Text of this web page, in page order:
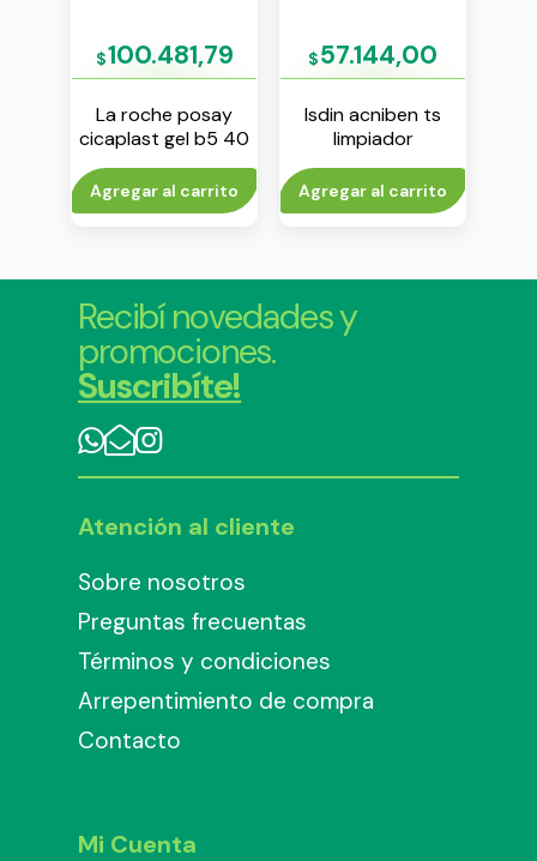
$100.481,79
La roche posay
cicaplast gel b5 40
ml
Agregar al carrito
$57.144,00
Isdin acniben ts
limpiador
purificante espuma
150 ml
Agregar al carrito
Recibí novedades y
promociones.
Suscribíte!
Atención al cliente
Sobre nosotros
Preguntas frecuentas
Términos y condiciones
Arrepentimiento de compra
Contacto
Mi Cuenta